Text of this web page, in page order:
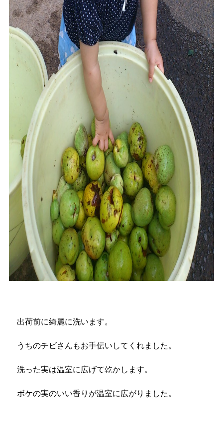
出荷前に綺麗に洗います。
うちのチビさんもお手伝いしてくれました。
洗った実は温室に広げて乾かします。
ボケの実のいい香りが温室に広がりました。